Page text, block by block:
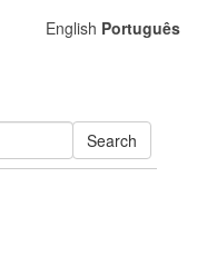
Search
English Português